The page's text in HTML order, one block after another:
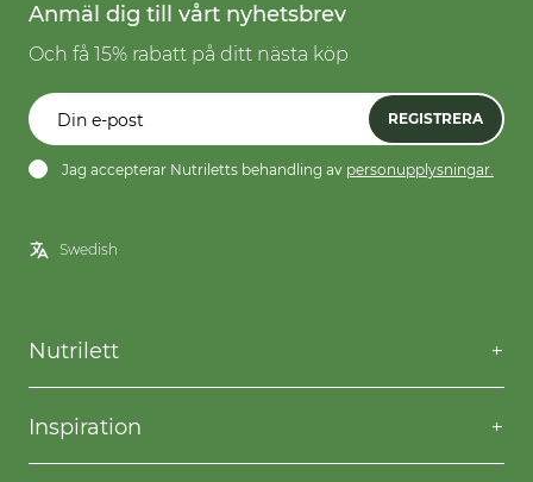
Anmäl dig till vårt nyhetsbrev
Och få 15% rabatt på ditt nästa köp
REGISTRERA
Jag accepterar Nutriletts behandling av personupplysningar.
Nutrilett
Kontakta oss
Frågor & svar
Frakt & returer
Inspiration
Willpower